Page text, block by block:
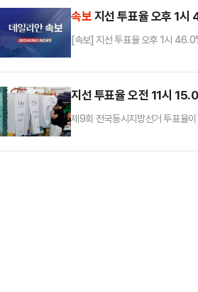
속보지선 투표율 오후 1
[속보] 지선 투표율 오후 1시
지선 투표율 오전 11시
제9회 전국동시지방선거 투표율
6시 전국 투표소에서 일제히 시